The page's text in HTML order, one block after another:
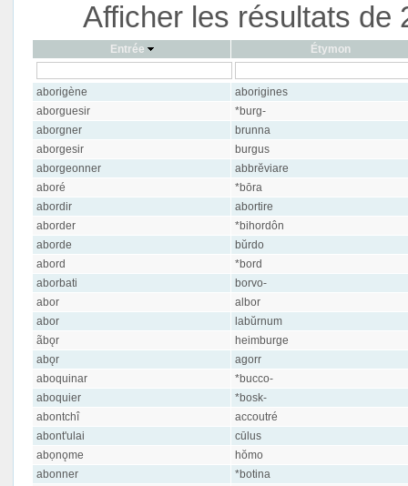
Afficher les résultats de
Entrée Étymon
aborigène
aborigines
aborguesir
*burg-
aborgner
brunna
aborgesir
burgus
aborgeonner
abbrĕviare
aboré
*bōra
abordir
abortire
aborder
*bihordôn
aborde
bŭrdo
abord
*bord
aborbati
borvo-
abor
albor
abor
labŭrnum
ãbǫr
heimburge
abǫr
agorr
aboquinar
*bucco-
aboquier
*bosk-
abontchî
accoutré
abont'ulai
cūlus
abọnǫme
hŏmo
abonner
*botina